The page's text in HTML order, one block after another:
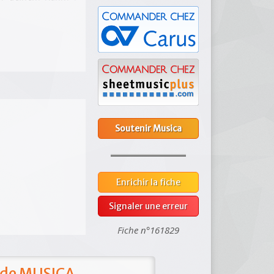
Soutenir Musica
Enrichir la fiche
Signaler une erreur
Fiche n°161829